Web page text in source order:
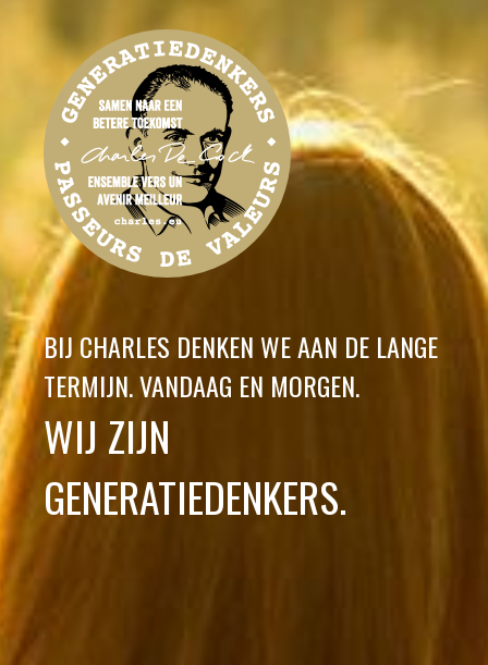
BIJ CHARLES DENKEN WE AAN DE LANGE
TERMIJN. VANDAAG EN MORGEN.
WIJ ZIJN
GENERATIEDENKERS.